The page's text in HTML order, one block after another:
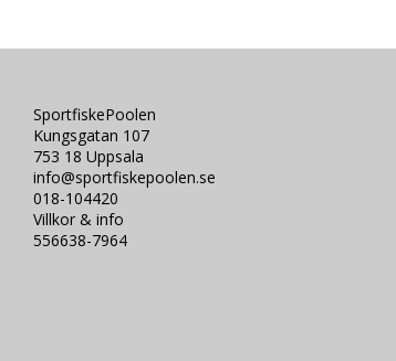
SportfiskePoolen
Kungsgatan 107
753 18 Uppsala
info@sportfiskepoolen.se
018-104420
Villkor & info
556638-7964